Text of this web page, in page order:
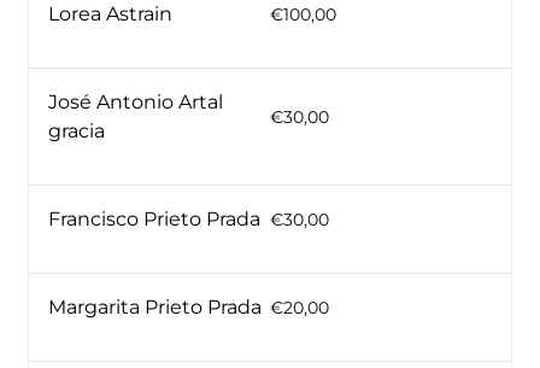
Lorea Astrain €100,00
José Antonio Artal
gracia
€30,00
Francisco Prieto Prada €30,00
Margarita Prieto Prada €20,00